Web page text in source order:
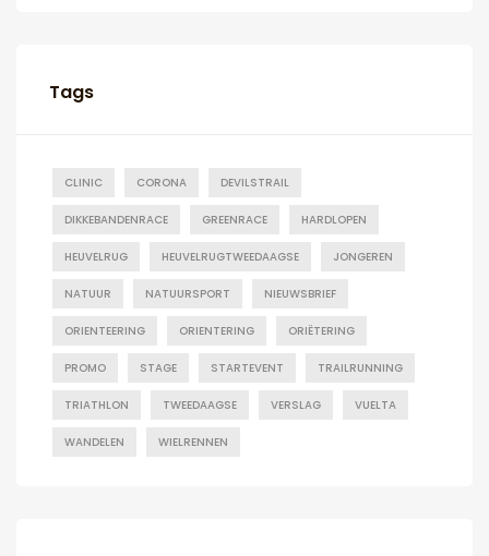
Tags
CLINIC CORONA DEVILSTRAIL
DIKKEBANDENRACE GREENRACE HARDLOPEN
HEUVELRUG HEUVELRUGTWEEDAAGSE JONGEREN
NATUUR NATUURSPORT NIEUWSBRIEF
ORIENTEERING ORIENTERING ORIËTERING
PROMO STAGE STARTEVENT TRAILRUNNING
TRIATHLON TWEEDAAGSE VERSLAG VUELTA
WANDELEN WIELRENNEN